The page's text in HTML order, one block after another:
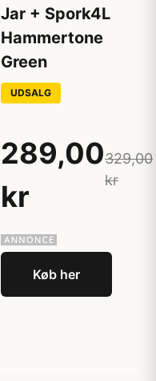
Jar + Spork4L
Hammertone
Green
UDSALG
289,00
kr
329,00
kr
Køb her